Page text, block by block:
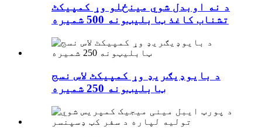
د نه اوبدل شوي مینځلو وړ کمپیکٹ
تشناب کاغذ ټابلیټونه 500 شمیره
د بایوډیګریډ وړ کمپیکٹ لاس نسج
ټابلیټونه 250 شمیره